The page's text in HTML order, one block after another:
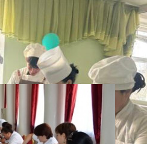
ТАЛАСТА
КАМПУСУНУН КУРУЛУШУ
06.08.2026
Абитуриент
ЖОЖДОРГО КАБЫЛ
БАШТАЛДЫ
27.07.2026
ӨЗҮҢДҮН КЕЛЕЧЕГИҢ
20.07.2026